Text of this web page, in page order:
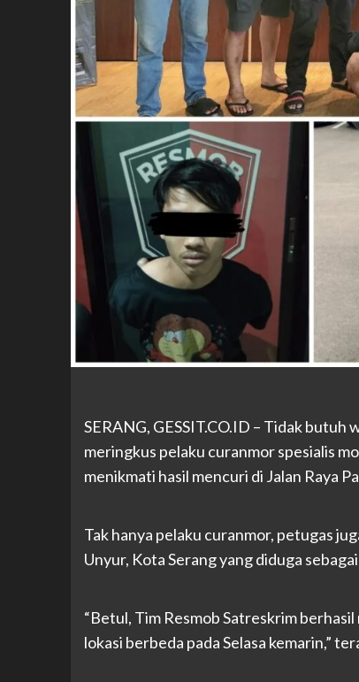
SERANG, GESSIT.CO.ID – Tidak
meringkus pelaku curanmor spesialis
menikmati hasil mencuri di Jalan Raya
Tak hanya pelaku curanmor, petugas
Unyur, Kota Serang yang diduga
“Betul, Tim Resmob Satreskrim
lokasi berbeda pada Selasa kemarin,”